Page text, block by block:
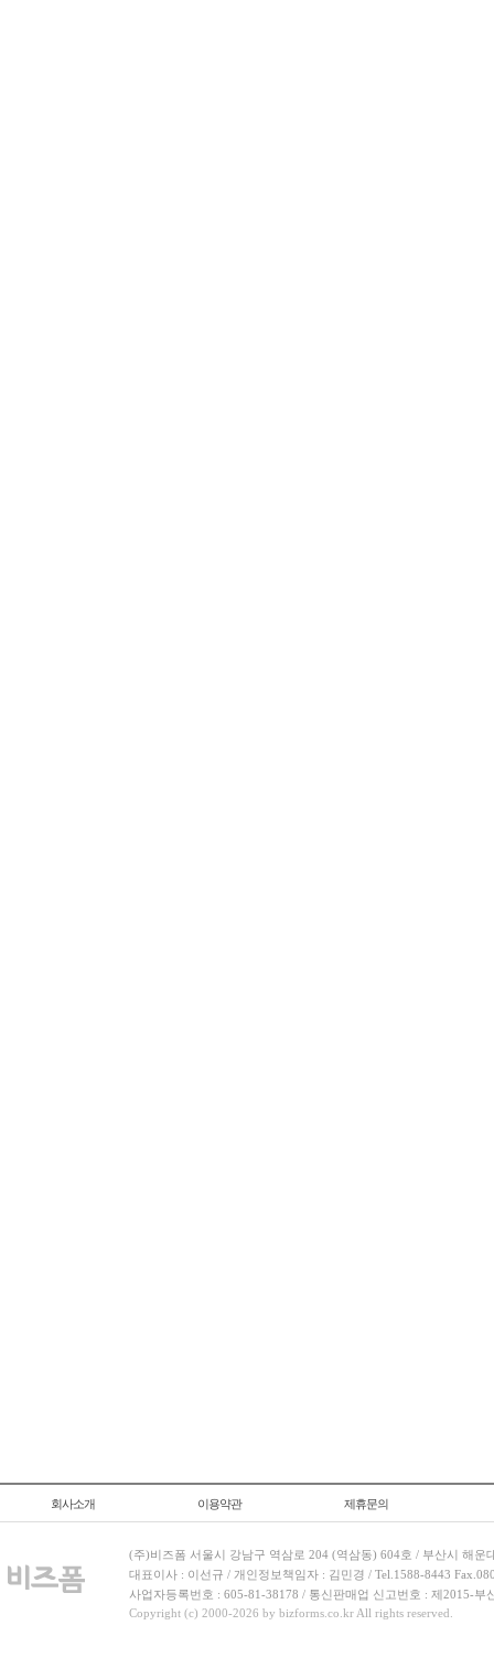
회사소개 이용약관 제휴문의
(주)비즈폼 서울시 강남구 역삼로 204 (역삼동) 604호 / 부산시 해운
대표이사 : 이선규 / 개인정보책임자 : 김민경 / Tel.1588-8443
사업자등록번호 : 605-81-38178 / 통신판매업 신고번호 : 제2015-부
Copyright (c) 2000-2026 by bizforms.co.kr All rights reserved.